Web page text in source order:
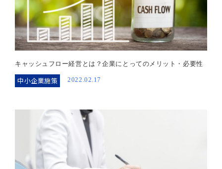
キャッシュフロー経営とは？企業にとってのメリット・必要性
中小企業施策 2022.02.17